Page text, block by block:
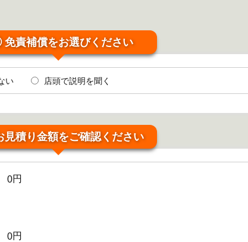
責補償をお選びください
い 店頭で説明を聞く
積り金額をご確認ください
0円
0円